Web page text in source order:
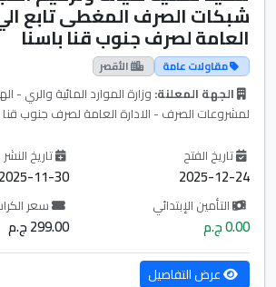
شبكات الصرف المغطى تابع الي
العامة لصرف جنوب قنا باسنا
مقاولات عامة الأقصر
الجهة المعلنة: وزارة الموارد المائية والري -
لمشروعات الصرف - الادارة العامة لصرف جنوب قنا
تاريخ الفتح
2025-12-24
تاريخ النشر
2025-11-30
التأمين الإبتدائي
0.00 ج.م
سعر
299.00 ج.م
عرض التفاصيل